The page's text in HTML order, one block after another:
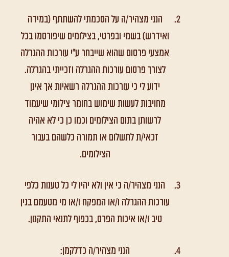
הנני מצהיר/ה על הסכמתי להשתתף (במידה
ואידרש) בשמי ובפרטי, בצילומים שיפורסמו בכל
אמצעי פרסום שהוא שייבחר ע"י עורכות ההגרלה
לצורך פרסום עורכות ההגרלה וזכייתי בהגרלה.
ידוע לי כי עורכות ההגרלה רשאיות אך אינן
מחויבות לעשות שימוש בחומר צילומי שיעמוד
לרשותן בתום הצילומים וכמו כן כי לא אהיה
זכאי/ת לתשלום או תמורה כלשהם בעבור
הצילומים.
הנני מצהיר/ה כי אין ולא יהיו לי כל טענות כלפי
עורכות ההגרלה ו/או המפקח ו/או מי מטעמם בגין
טיב ו/או איכות הפרס, בכפוף לתנאי התקנון.
הנני מצהיר/ה כדלקמן: